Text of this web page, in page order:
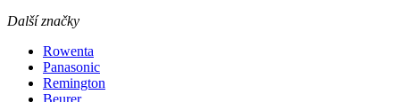
Další značky
Rowenta
Panasonic
Remington
Beurer